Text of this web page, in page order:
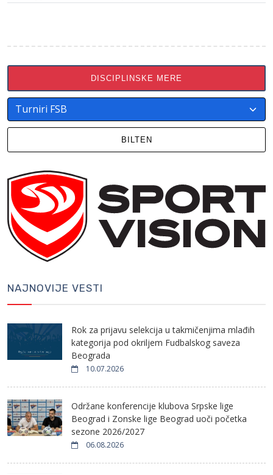
DISCIPLINSKE MERE
BILTEN
NAJNOVIJE VESTI
Rok za prijavu selekcija u takmičenjima mlađih
kategorija pod okriljem Fudbalskog saveza
Beograda
10.07.2026
Održane konferencije klubova Srpske lige
Beograd i Zonske lige Beograd uoči početka
sezone 2026/2027
06.08.2026